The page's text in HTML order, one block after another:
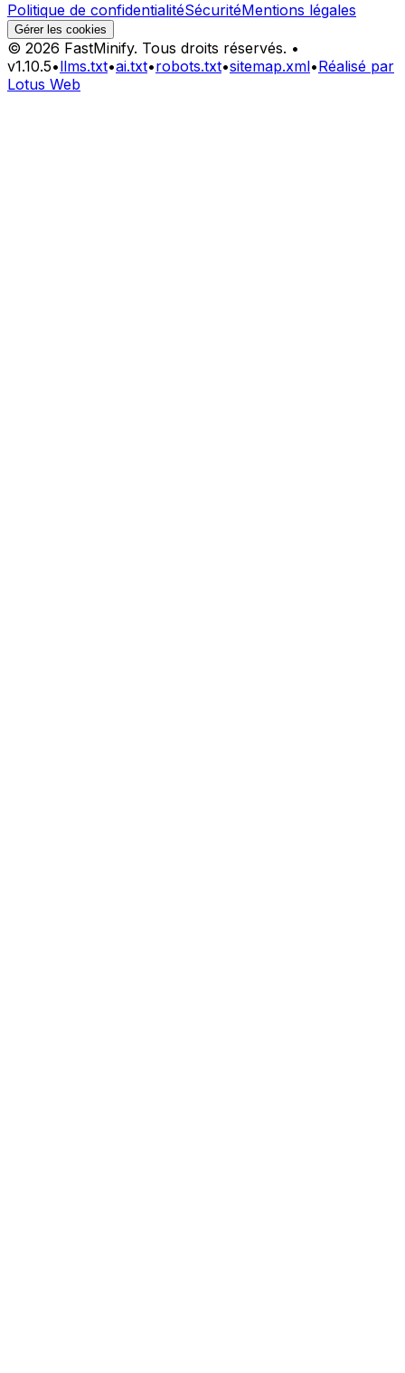
Politique de confidentialitéSécuritéMentions légales
Gérer les cookies
© 2026 FastMinify. Tous droits réservés. •
v1.10.5•llms.txt•ai.txt•robots.txt•sitemap.xml•Réalisé par
Lotus Web